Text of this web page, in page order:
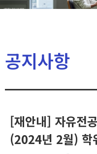
공지사항
[재안내] 자유전
(2024년 2월) 학